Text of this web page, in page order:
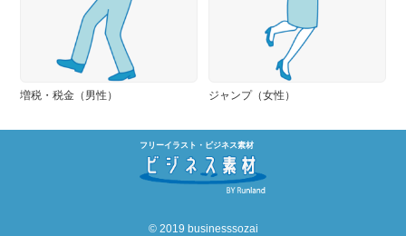
増税・税金（男性） ジャンプ（女性）
フリーイラスト・ビジネス素材
© 2019 businesssozai